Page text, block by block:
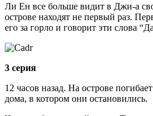
Ли Ен все больше видит в Джи-а
острове находят не первый раз.
его за горло и говорит эти слова
3 серия
12 часов назад. На острове
дома, в котором они остановились.